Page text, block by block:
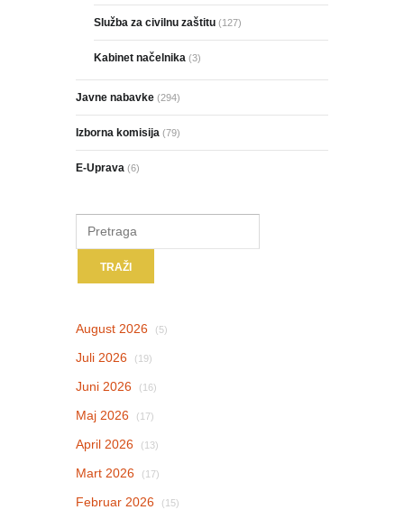
Služba za civilnu zaštitu (127)
Kabinet načelnika (3)
Javne nabavke (294)
Izborna komisija (79)
E-Uprava (6)
August 2026 (5)
Juli 2026 (19)
Juni 2026 (16)
Maj 2026 (17)
April 2026 (13)
Mart 2026 (17)
Februar 2026 (15)